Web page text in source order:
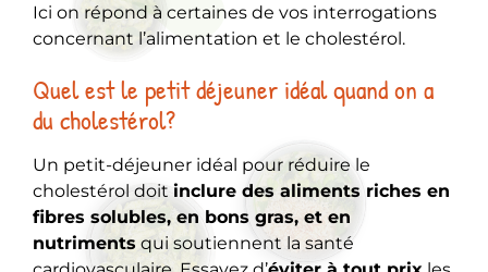
Ici on répond à certaines de vos interrogations
concernant l’alimentation et le cholestérol.
Quel est le petit déjeuner idéal quand on a
du cholestérol?
Un petit-déjeuner idéal pour réduire le
cholestérol doit inclure des aliments riches en
fibres solubles, en bons gras, et en
nutriments qui soutiennent la santé